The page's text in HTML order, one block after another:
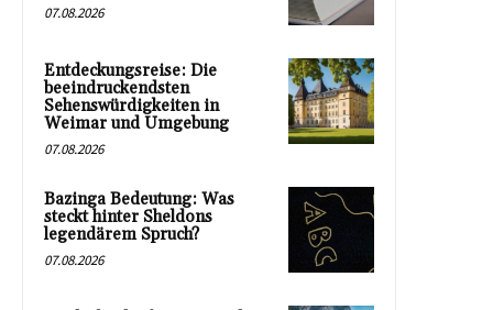
07.08.2026
Entdeckungsreise: Die
beeindruckendsten
Sehenswürdigkeiten in
Weimar und Umgebung
07.08.2026
Bazinga Bedeutung: Was
steckt hinter Sheldons
legendärem Spruch?
07.08.2026